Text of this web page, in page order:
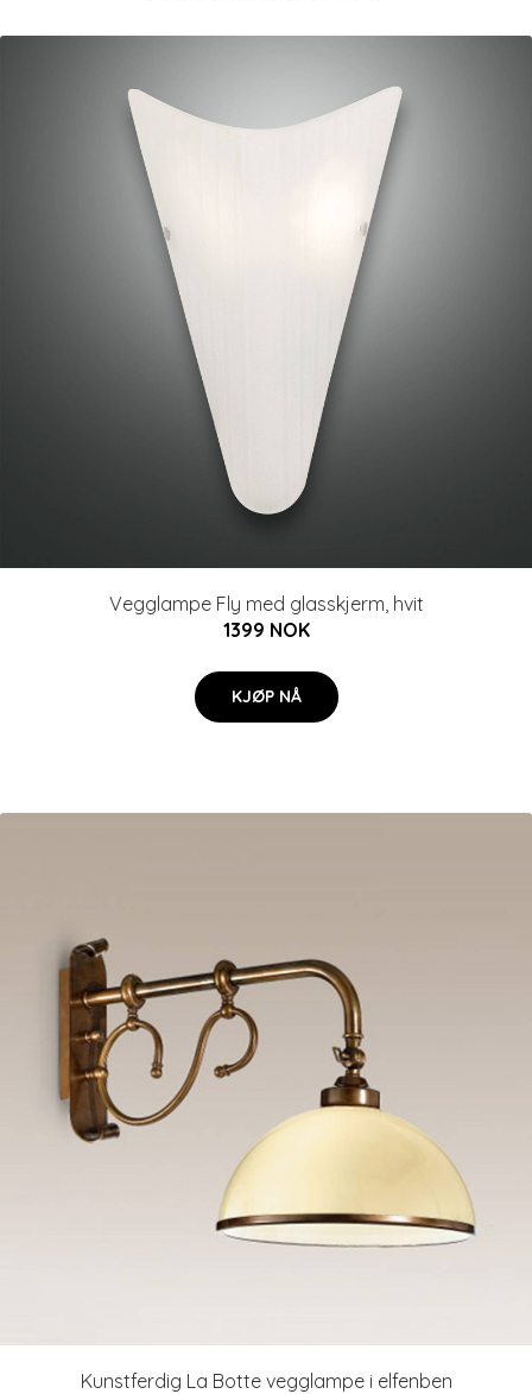
Vegglampe Fly med glasskjerm, hvit
1399 NOK
KJØP NÅ
Kunstferdig La Botte vegglampe i elfenben